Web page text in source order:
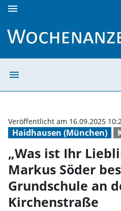
menu
menu
Haidhausen (München)
Veröffentlicht am 16.09.2025
„Was ist Ihr
Markus Söder
Grundschule an
Kirchenstraße